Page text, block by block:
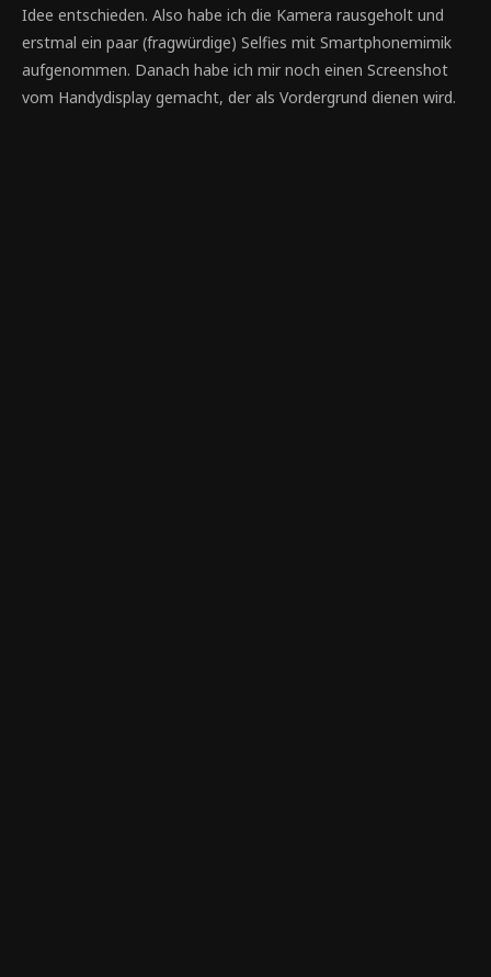
Idee entschieden. Also habe ich die Kamera rausgeholt und
erstmal ein paar (fragwürdige) Selfies mit Smartphonemimik
aufgenommen. Danach habe ich mir noch einen Screenshot
vom Handydisplay gemacht, der als Vordergrund dienen wird.